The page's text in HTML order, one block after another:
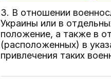
3. В отношении
Украины или в
положение, а также в
(расположенных) в
привлечения таких